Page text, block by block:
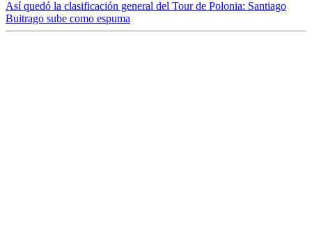
Así quedó la clasificación general del Tour de Polonia: Santiago
Buitrago sube como espuma